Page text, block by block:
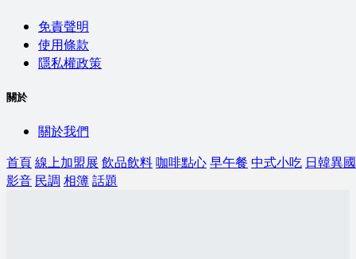
免責聲明
使用條款
隱私權政策
關於
關於我們
首頁線上加盟展 飲品飲料咖啡點心早午餐 中式小吃 日韓異國
影音 民調 相簿話題